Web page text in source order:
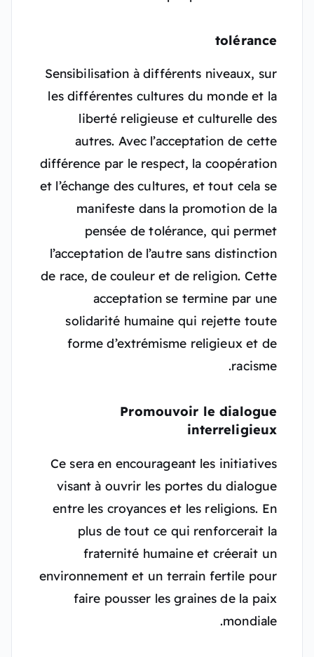
tolérance
Sensibilisation à différents niveaux, sur
les différentes cultures du monde et la
liberté religieuse et culturelle des
autres. Avec l’acceptation de cette
différence par le respect, la coopération
et l’échange des cultures, et tout cela se
manifeste dans la promotion de la
pensée de tolérance, qui permet
l’acceptation de l’autre sans distinction
de race, de couleur et de religion. Cette
acceptation se termine par une
solidarité humaine qui rejette toute
forme d’extrémisme religieux et de
racisme.
Promouvoir le dialogue
interreligieux
Ce sera en encourageant les initiatives
visant à ouvrir les portes du dialogue
entre les croyances et les religions. En
plus de tout ce qui renforcerait la
fraternité humaine et créerait un
environnement et un terrain fertile pour
faire pousser les graines de la paix
mondiale.